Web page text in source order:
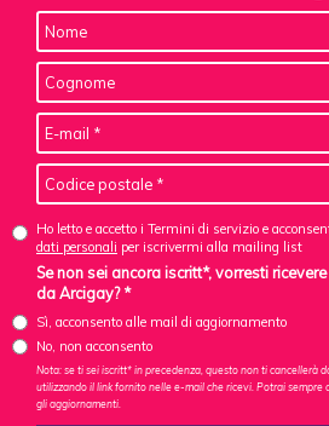
Ho letto e accetto i Termini di servizio e
dati personali per iscrivermi alla mailing list
Se non sei ancora iscritt*, vorresti
da Arcigay? *
Sì, acconsento alle mail di aggiornamento
No, non acconsento
Nota: se ti sei iscritt* in precedenza, questo non ti cancellerà
utilizzando il link fornito nelle e-mail che ricevi. Potrai
gli aggiornamenti.